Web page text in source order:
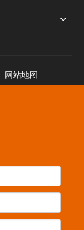
网站地图